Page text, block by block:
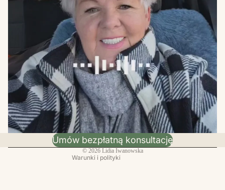
Umów bezpłatną konsultację
© 2026 Lidia Iwanowska
Warunki i polityki
Polityka prywatności
Dane kontaktowe
Polityka wysyłki
Polityka zwrotu kosztów
Warunki świadczenia usług
Nota prawna